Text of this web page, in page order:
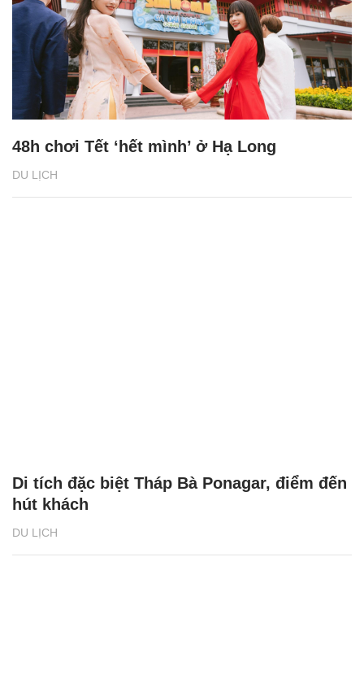
DU LỊCH
48h chơi Tết ‘hết mình’ ở Hạ Long
DU LỊCH
Di tích đặc biệt Tháp Bà Ponagar, điểm đến
hút khách